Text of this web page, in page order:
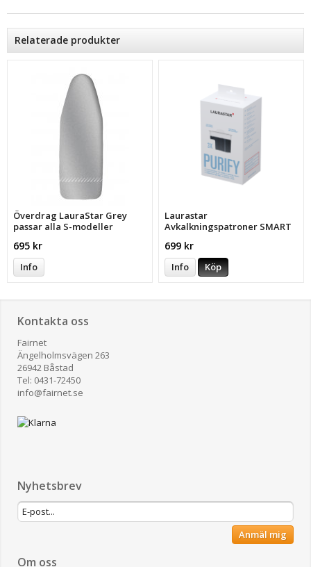
Relaterade produkter
Överdrag LauraStar Grey
passar alla S-modeller
695 kr
Info
Laurastar
Avkalkningspatroner SMART
699 kr
Info Köp
Kontakta oss
Fairnet
Ängelholmsvägen 263
26942 Båstad
Tel: 0431-72450
​info@fairnet.se
Nyhetsbrev
Anmäl mig
Om oss